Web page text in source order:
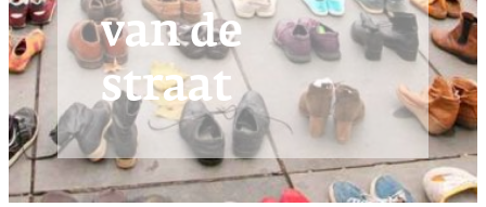
van de
straat